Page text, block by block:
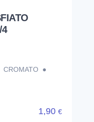
4
CROMATO ●
1,90 €